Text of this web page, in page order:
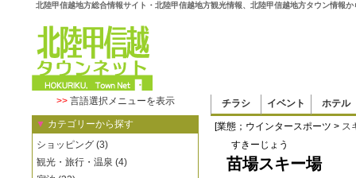
北陸甲信越地方総合情報サイト・北陸甲信越地方観光情報、北陸甲信越地方タウン情報
>>言語選択メニューを表示
▼ カテゴリーから探す
ショッピング (3)
観光・旅行・温泉 (4)
チラシ イベント ホテル
[業態；ウインタースポーツ > ス
すきーじょう
苗場スキー場